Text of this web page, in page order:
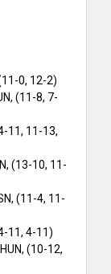
0, 12-2)
(11-8, 7-
11, 11-13,
(13-10, 11-
(11-4, 11-
11, 4-11)
(10-12,